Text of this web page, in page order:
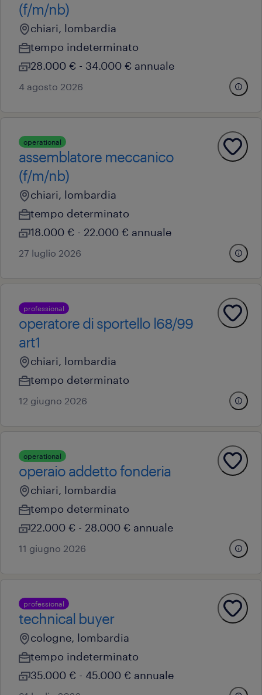
(f/m/nb)
chiari, lombardia
tempo indeterminato
28.000 € - 34.000 € annuale
4 agosto 2026
operational
assemblatore meccanico
(f/m/nb)
chiari, lombardia
tempo determinato
18.000 € - 22.000 € annuale
27 luglio 2026
professional
operatore di sportello l68/99
art1
chiari, lombardia
tempo determinato
12 giugno 2026
operational
operaio addetto fonderia
chiari, lombardia
tempo determinato
22.000 € - 28.000 € annuale
11 giugno 2026
professional
technical buyer
cologne, lombardia
tempo indeterminato
35.000 € - 45.000 € annuale